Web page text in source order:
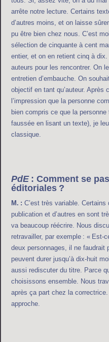
arrête notre lecture. Certains
d’autres moins, et on laisse
pu être bien chez nous. C’est
sélection de cinquante à cent
entier, et on en retient cinq à
auteurs pour les rencontrer. On
entretien d’embauche. On
objectif en tant qu’auteur. Après
l’impression que la personne
bien compris ce que la
faussée en lisant un texte), je
classique.
PdE : Comment se
éditoriales ?
M. :C’est très variable.
publication et d’autres en sont
va beaucoup réécrire. Nous
retravailler, par exemple : « Est-
deux personnages, il ne faudrait
peuvent durer jusqu’à dix-huit
aussi rediscuter du titre. Parce
choisissons ensemble. Nous
après ça part chez la
approche.